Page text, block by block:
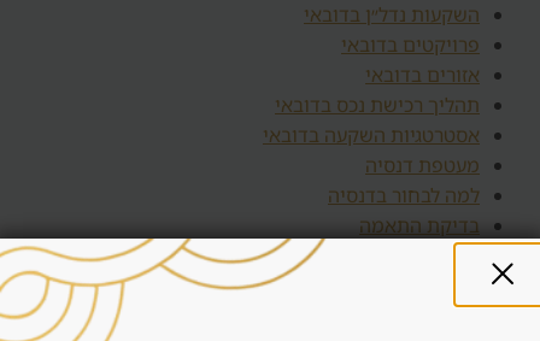
השקעות נדל״ן בדובאי
פרויקטים בדובאי
אזורים בדובאי
תהליך רכישת נכס בדובאי
אסטרטגיות השקעה בדובאי
מעטפת דנסיה
למה לבחור בדנסיה
בדיקת התאמה
יצירת קשר